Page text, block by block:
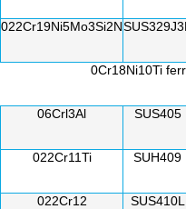
022Cr19Ni5Mo3Si2NSUS329J3L
0Cr18Ni10Ti
06Crl3Al SUS405
022Cr11Ti SUH409
022Cr12 SUS410L